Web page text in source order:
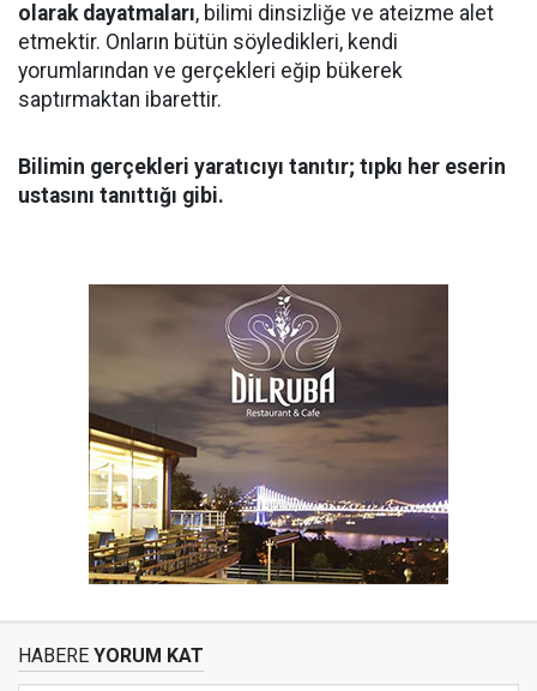
olarak dayatmaları, bilimi dinsizliğe ve ateizme alet
etmektir. Onların bütün söyledikleri, kendi
yorumlarından ve gerçekleri eğip bükerek
saptırmaktan ibarettir.
Bilimin gerçekleri yaratıcıyı tanıtır; tıpkı her eserin
ustasını tanıttığı gibi.
HABERE YORUM KAT